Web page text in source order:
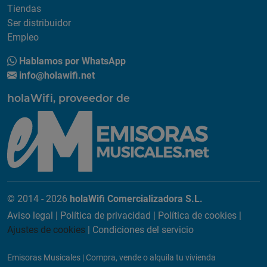
Tiendas
Ser distribuidor
Empleo
Hablamos por WhatsApp
info@holawifi.net
holaWifi, proveedor de
© 2014 - 2026 holaWifi Comercializadora S.L.
Aviso legal | Política de privacidad | Política de cookies |
Ajustes de cookies | Condiciones del servicio
Emisoras Musicales | Compra, vende o alquila tu vivienda